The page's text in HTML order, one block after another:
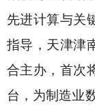
先进计算与关
指导，天津津
合主办，首次
台，为制造业